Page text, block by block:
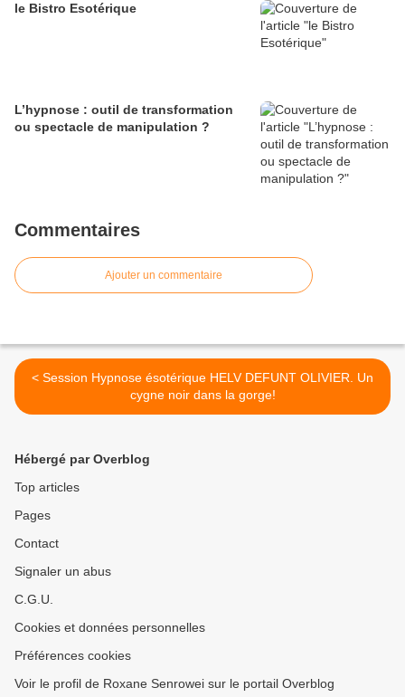
le Bistro Esotérique
L’hypnose : outil de transformation
ou spectacle de manipulation ?
Commentaires
Ajouter un commentaire
< Session Hypnose ésotérique HELV DEFUNT OLIVIER. Un
cygne noir dans la gorge!
Hébergé par Overblog
Top articles
Pages
Contact
Signaler un abus
C.G.U.
Cookies et données personnelles
Préférences cookies
Voir le profil de Roxane Senrowei sur le portail Overblog